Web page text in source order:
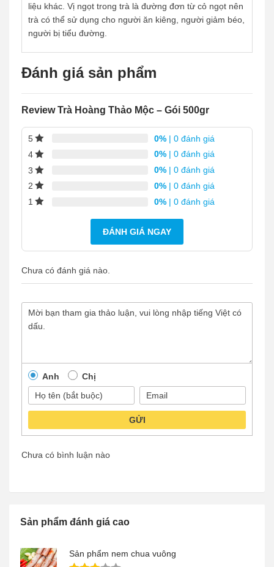
liệu khác. Vị ngọt trong trà là đường đơn từ cỏ ngọt nên
trà có thể sử dụng cho người ăn kiêng, người giảm béo,
người bị tiểu đường.
Đánh giá sản phẩm
Review Trà Hoàng Thảo Mộc – Gói 500gr
5 0% | 0 đánh giá
4
0% | 0 đánh giá
3
0% | 0 đánh giá
2
0% | 0 đánh giá
1
0% | 0 đánh giá
ĐÁNH GIÁ NGAY
Chưa có đánh giá nào.
Anh Chị
GỬI
Chưa có bình luận nào
Sản phẩm đánh giá cao
Sản phẩm nem chua vuông